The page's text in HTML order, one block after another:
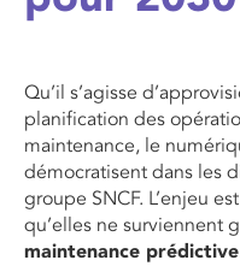
Qu’il s’agisse
planification des
maintenance, le
démocratisent dans les
groupe SNCF. L’enjeu
qu’elles ne surviennent
maintenance prédictive